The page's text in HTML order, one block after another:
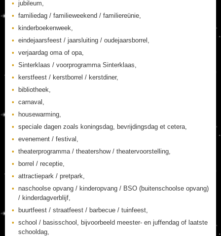
jubileum,
familiedag / familieweekend / familiereünie,
kinderboekenweek,
eindejaarsfeest / jaarsluiting / oudejaarsborrel,
verjaardag oma of opa,
Sinterklaas / voorprogramma Sinterklaas,
kerstfeest / kerstborrel / kerstdiner,
bibliotheek,
carnaval,
housewarming,
speciale dagen zoals koningsdag, bevrijdingsdag et cetera,
evenement / festival,
theaterprogramma / theatershow / theatervoorstelling,
borrel / receptie,
attractiepark / pretpark,
naschoolse opvang / kinderopvang / BSO (buitenschoolse opvang)
/ kinderdagverblijf,
buurtfeest / straatfeest / barbecue / tuinfeest,
school / basisschool, bijvoorbeeld meester- en juffendag of laatste
schooldag,